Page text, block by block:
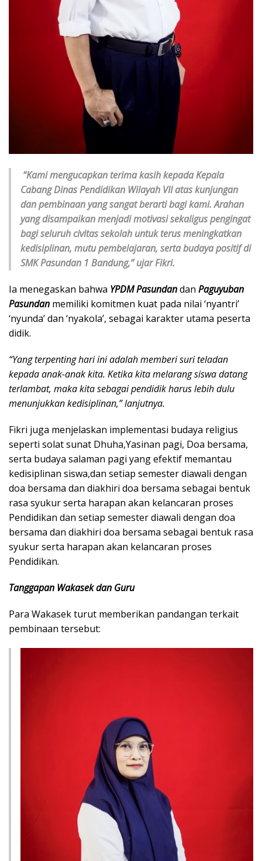
“Kami mengucapkan terima kasih kepada Kepala
Cabang Dinas Pendidikan Wilayah VII atas kunjungan
dan pembinaan yang sangat berarti bagi kami. Arahan
yang disampaikan menjadi motivasi sekaligus pengingat
bagi seluruh civitas sekolah untuk terus meningkatkan
kedisiplinan, mutu pembelajaran, serta budaya positif di
SMK Pasundan 1 Bandung,” ujar Fikri.
Ia menegaskan bahwa YPDM Pasundandan Paguyuban
Pasundan memiliki komitmen kuat pada nilai ‘nyantri’
‘nyunda’ dan ‘nyakola’, sebagai karakter utama peserta
didik.
“Yang terpenting hari ini adalah memberi suri teladan
kepada anak-anak kita. Ketika kita melarang siswa datang
terlambat, maka kita sebagai pendidik harus lebih dulu
menunjukkan kedisiplinan,” lanjutnya.
Fikri juga menjelaskan implementasi budaya religius
seperti solat sunat Dhuha,Yasinan pagi, Doa bersama,
serta budaya salaman pagi yang efektif memantau
kedisiplinan siswa,dan setiap semester diawali dengan
doa bersama dan diakhiri doa bersama sebagai bentuk
rasa syukur serta harapan akan kelancaran proses
Pendidikan dan setiap semester diawali dengan doa
bersama dan diakhiri doa bersama sebagai bentuk rasa
syukur serta harapan akan kelancaran proses
Pendidikan.
Tanggapan Wakasek dan Guru
Para Wakasek turut memberikan pandangan terkait
pembinaan tersebut: